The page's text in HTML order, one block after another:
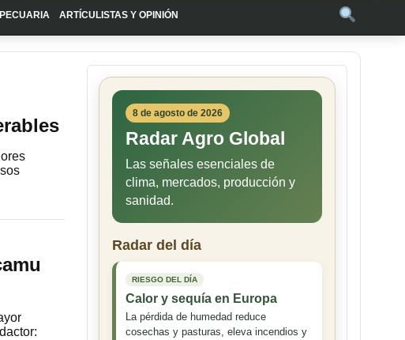
ARTÍCULISTAS Y OPINIÓN
8 de agosto de 2026
Radar Agro Global
Las señales esenciales de
clima, mercados, producción y
sanidad.
Radar del día
RIESGO DEL DÍA
Calor y sequía en Europa
La pérdida de humedad reduce
cosechas y pasturas, eleva incendios y